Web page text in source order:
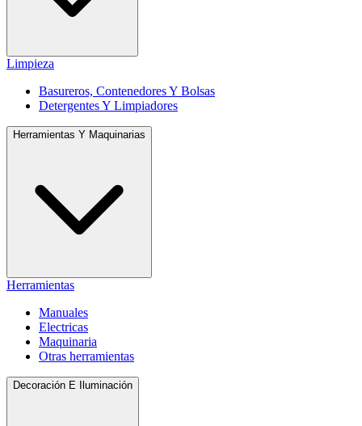
Limpieza
Basureros, Contenedores Y Bolsas
Detergentes Y Limpiadores
Herramientas Y Maquinarias
Herramientas
Manuales
Electricas
Maquinaria
Otras herramientas
Decoración E Iluminación